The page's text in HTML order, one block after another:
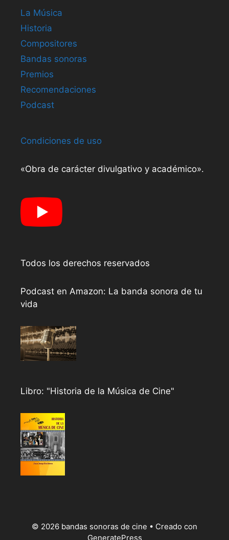
La Música
Historia
Compositores
Bandas sonoras
Premios
Recomendaciones
Podcast
Condiciones de uso
«Obra de carácter divulgativo y académico».
Todos los derechos reservados
Podcast en Amazon: La banda sonora de tu
vida
Libro: "Historia de la Música de Cine"
© 2026 bandas sonoras de cine • Creado con
GeneratePress